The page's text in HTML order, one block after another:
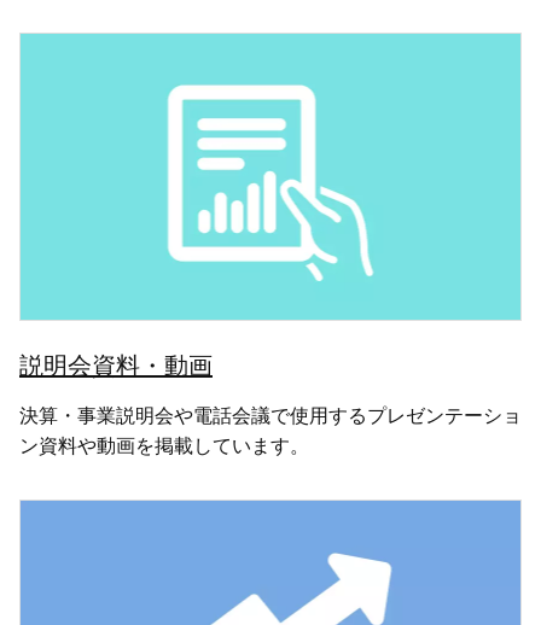
説明会資料・動画
決算・事業説明会や電話会議で使用するプレゼンテーショ
ン資料や動画を掲載しています。